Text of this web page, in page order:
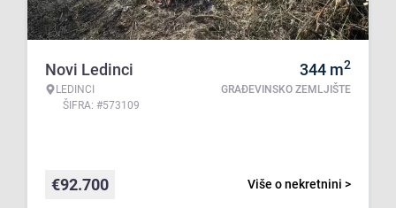
Novi Ledinci
LEDINCI
ŠIFRA: #573109
344 m2
GRAĐEVINSKO ZEMLJIŠTE
Više o nekretnini >
€92.700